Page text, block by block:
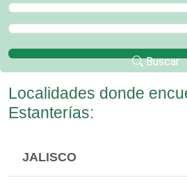
Selecciona un Estado
Selecciona un Municipio
Buscar
Localidades donde
Estanterías:
JALISCO